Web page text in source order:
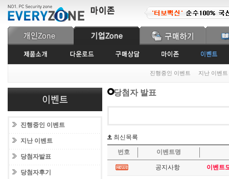
진행중인 이벤트 지난 이벤트
진행중인 이벤트
지난 이벤트
당첨자발표
당첨자후기
당첨자 발표
최신목록
번호 이벤트명
공지사항 이벤트